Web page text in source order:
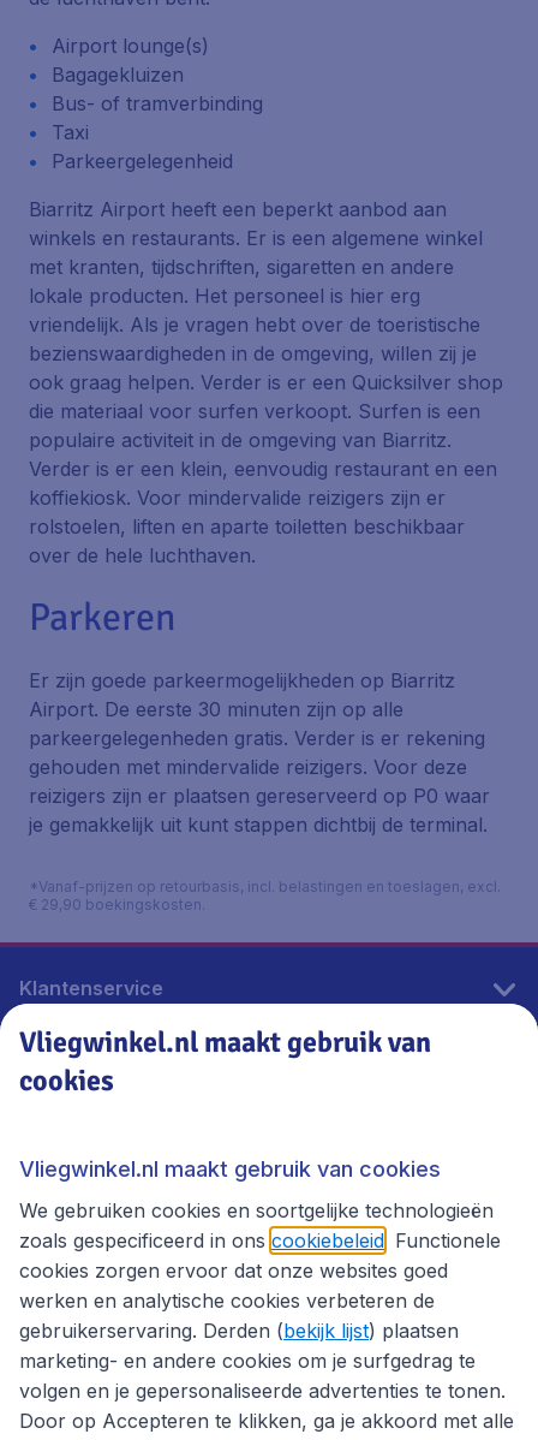
Airport lounge(s)
Bagagekluizen
Bus- of tramverbinding
Taxi
Parkeergelegenheid
Biarritz Airport heeft een beperkt aanbod aan
winkels en restaurants. Er is een algemene winkel
met kranten, tijdschriften, sigaretten en andere
lokale producten. Het personeel is hier erg
vriendelijk. Als je vragen hebt over de toeristische
bezienswaardigheden in de omgeving, willen zij je
ook graag helpen. Verder is er een Quicksilver shop
die materiaal voor surfen verkoopt. Surfen is een
populaire activiteit in de omgeving van Biarritz.
Verder is er een klein, eenvoudig restaurant en een
koffiekiosk. Voor mindervalide reizigers zijn er
rolstoelen, liften en aparte toiletten beschikbaar
over de hele luchthaven.
Parkeren
Er zijn goede parkeermogelijkheden op Biarritz
Airport. De eerste 30 minuten zijn op alle
parkeergelegenheden gratis. Verder is er rekening
gehouden met mindervalide reizigers. Voor deze
reizigers zijn er plaatsen gereserveerd op P0 waar
je gemakkelijk uit kunt stappen dichtbij de terminal.
*Vanaf-prijzen op retourbasis, incl. belastingen en toeslagen, excl.
€ 29,90 boekingskosten.
Klantenservice
Vliegwinkel.nl
Thema's
Vliegwinkel.nl maakt gebruik van
cookies
Vliegwinkel.nl maakt gebruik van cookies
We gebruiken cookies en soortgelijke technologieën
zoals gespecificeerd in ons cookiebeleid . Functionele
cookies zorgen ervoor dat onze websites goed
werken en analytische cookies verbeteren de
gebruikerservaring. Derden (bekijk lijst) plaatsen
marketing- en andere cookies om je surfgedrag te
volgen en je gepersonaliseerde advertenties te tonen.
Door op Accepteren te klikken, ga je akkoord met alle